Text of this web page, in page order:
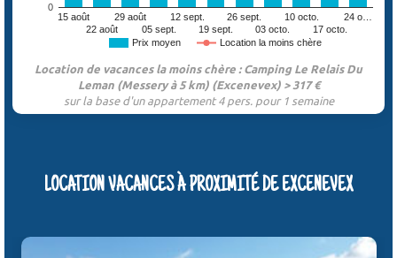
Prix moyen Location la moins chère
15 août
22 août
29 août
05 sept.
12 sept.
19 sept.
26 sept.
03 octo.
10 octo.
17 octo.
24 o…
0
Location de vacances la moins chère : Camping Le Relais Du
Leman (Messery à 5 km) (Excenevex) > 317 €
sur la base d'un appartement 4 pers. pour 1 semaine
LOCATION VACANCES À PROXIMITÉ DE EXCENEVEX